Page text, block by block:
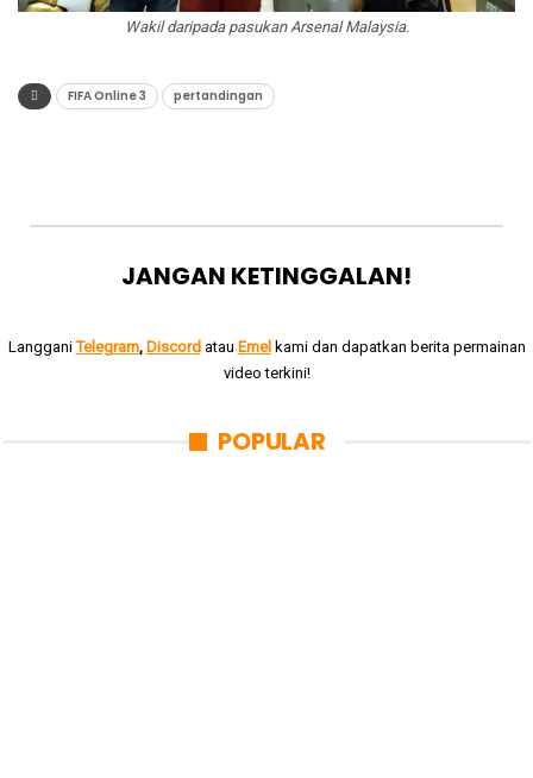
Wakil daripada pasukan Arsenal Malaysia.
FIFA Online 3 pertandingan
JANGAN KETINGGALAN!
LangganiTelegram, Discordatau Emel kami dan dapatkan berita permainan
video terkini!
POPULAR